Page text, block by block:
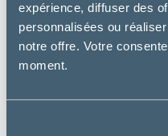
expérience, diffuser des
personnalisées ou
notre offre. Votre
moment.